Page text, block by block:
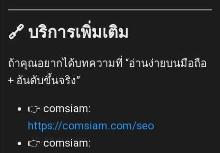
🔗 บริการเพิ่มเติม
ถ้าคุณอยากได้บทความที่ “อ่านง่ายบนมือถือ
+ อันดับขึ้นจริง”
👉 comsiam:
https://comsiam.com/seo
👉 comsiam: